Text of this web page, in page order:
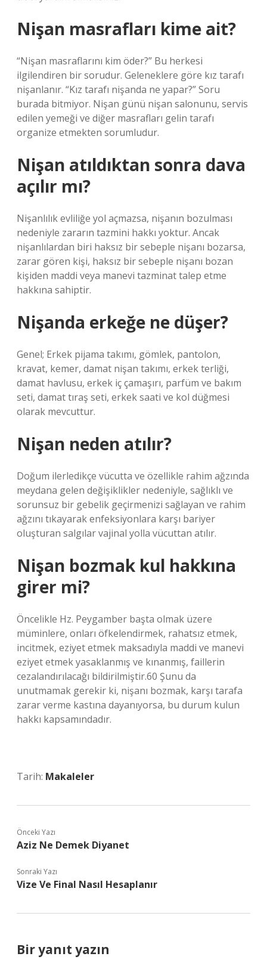
Nişan masrafları kime ait?
“Nişan masraflarını kim öder?” Bu herkesi
ilgilendiren bir sorudur. Geleneklere göre kız tarafı
nişanlanır. “Kız tarafı nişanda ne yapar?” Soru
burada bitmiyor. Nişan günü nişan salonunu, servis
edilen yemeği ve diğer masrafları gelin tarafı
organize etmekten sorumludur.
Nişan atıldıktan sonra dava
açılır mı?
Nişanlılık evliliğe yol açmazsa, nişanın bozulması
nedeniyle zararın tazmini hakkı yoktur. Ancak
nişanlılardan biri haksız bir sebeple nişanı bozarsa,
zarar gören kişi, haksız bir sebeple nişanı bozan
kişiden maddi veya manevi tazminat talep etme
hakkına sahiptir.
Nişanda erkeğe ne düşer?
Genel; Erkek pijama takımı, gömlek, pantolon,
kravat, kemer, damat nişan takımı, erkek terliği,
damat havlusu, erkek iç çamaşırı, parfüm ve bakım
seti, damat tıraş seti, erkek saati ve kol düğmesi
olarak mevcuttur.
Nişan neden atılır?
Doğum ilerledikçe vücutta ve özellikle rahim ağzında
meydana gelen değişiklikler nedeniyle, sağlıklı ve
sorunsuz bir gebelik geçirmenizi sağlayan ve rahim
ağzını tıkayarak enfeksiyonlara karşı bariyer
oluşturan salgılar vajinal yolla vücuttan atılır.
Nişan bozmak kul hakkına
girer mi?
Öncelikle Hz. Peygamber başta olmak üzere
müminlere, onları öfkelendirmek, rahatsız etmek,
incitmek, eziyet etmek maksadıyla maddi ve manevi
eziyet etmek yasaklanmış ve kınanmış, faillerin
cezalandırılacağı bildirilmiştir.60 Şunu da
unutmamak gerekir ki, nişanı bozmak, karşı tarafa
zarar verme kastına dayanıyorsa, bu durum kulun
hakkı kapsamındadır.
Tarih: Makaleler
Önceki Yazı
Aziz Ne Demek Diyanet
Sonraki Yazı
Vize Ve Final Nasıl Hesaplanır
Bir yanıt yazın